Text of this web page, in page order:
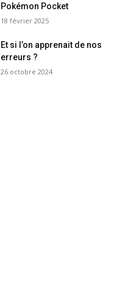
Pokémon Pocket
18 février 2025
Et si l’on apprenait de nos
erreurs ?
26 octobre 2024